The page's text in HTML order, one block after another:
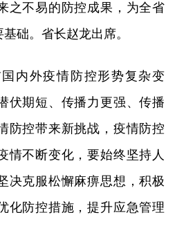
之不易的防控成果，为全省
础。省长赵龙出席。
外疫情防控形势复杂变
伏期短、传播力更强、传播
防控带来新挑战，疫情防控
情不断变化，要始终坚持人
决克服松懈麻痹思想，积极
化防控措施，提升应急管理